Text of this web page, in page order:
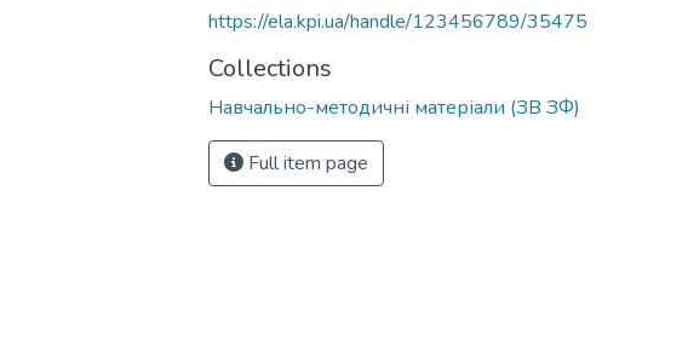
https://ela.kpi.ua/handle/123456789/35475
Collections
Навчально-методичні матеріали (ЗВ ЗФ)
Full item page